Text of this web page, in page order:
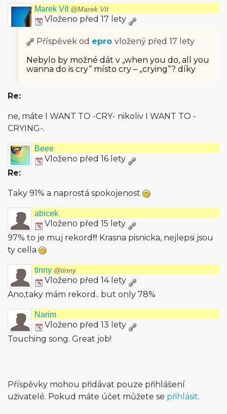
Marek Vít @Marek Vít
Vloženo před 17 lety
Příspěvek od epro vložený před 17 lety
Nebylo by možné dát v „when you do, all you
wanna do is cry“ místo cry – „crying“? díky
Re:
ne, máte I WANT TO -CRY- nikoliv I WANT TO -
CRYING-.
Beee
Vloženo před 16 lety
Re:
Taky 91% a naprostá spokojenost
abicek
Vloženo před 15 lety
97% to je muj rekord!!! Krasna pisnicka, nejlepsi jsou
ty cella
tinny @tinny
Vloženo před 14 lety
Ano,taky mám rekord.. but only 78%
Narim
Vloženo před 13 lety
Touching song. Great job!
Příspěvky mohou přidávat pouze přihlášení
uživatelé. Pokud máte účet můžete se přihlásit.